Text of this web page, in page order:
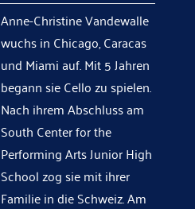
Anne-Christine Vandewalle
wuchs in Chicago, Caracas
und Miami auf. Mit 5 Jahren
begann sie Cello zu spielen.
Nach ihrem Abschluss am
South Center for the
Performing Arts Junior High
School zog sie mit ihrer
Familie in die Schweiz. Am